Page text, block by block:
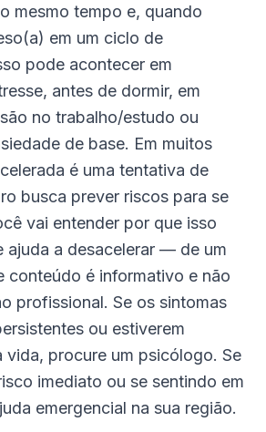
mesmo tempo e, quando
em um ciclo de
pode acontecer em
antes de dormir, em
no trabalho/estudo ou
de base. Em muitos
é uma tentativa de
busca prever riscos para se
vai entender por que isso
ajuda a desacelerar — de um
conteúdo é informativo e não
profissional. Se os sintomas
ou estiverem
vida, procure um psicólogo. Se
imediato ou se sentindo em
emergencial na sua região.